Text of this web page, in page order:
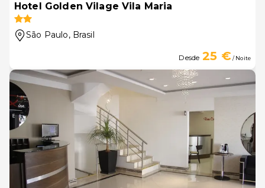
Hotel Golden Vilage Vila Maria
São Paulo, Brasil
Desde 25 €/ Noite